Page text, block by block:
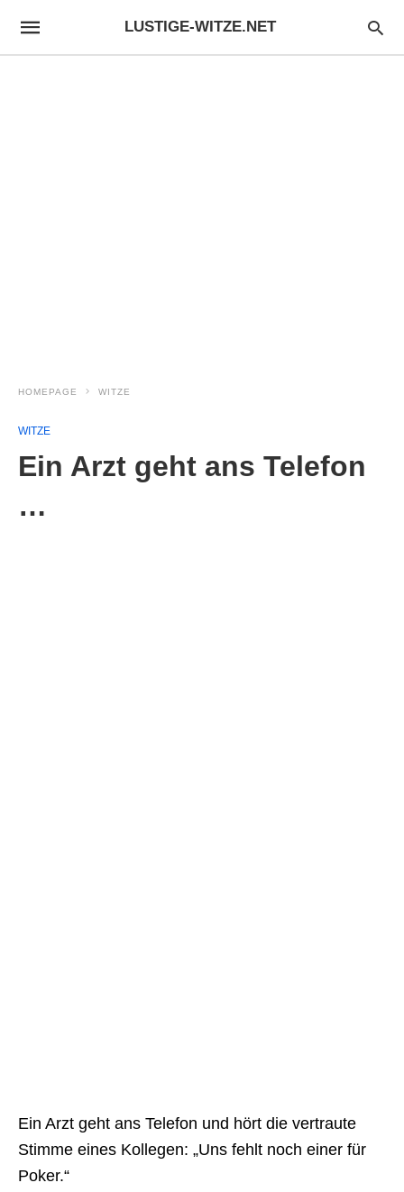
LUSTIGE-WITZE.NET
HOMEPAGE WITZE
WITZE
Ein Arzt geht ans Telefon
…
Ein Arzt geht ans Telefon und hört die vertraute
Stimme eines Kollegen: „Uns fehlt noch einer für
Poker.“